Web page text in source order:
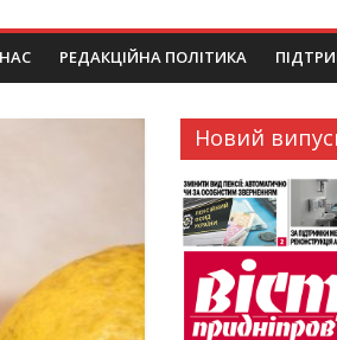
РЕДАКЦІЙНА ПОЛІТИКА
Новий